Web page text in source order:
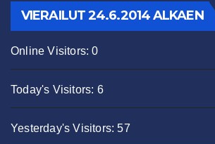
VIERAILUT 24.6.2014 ALKAEN
Online Visitors:0
Today's Visitors: 6
Yesterday's Visitors:57